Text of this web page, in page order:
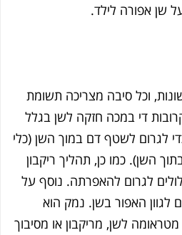
לילד.
סיבה מצריכה תשומת
במכה חזקה לשן בגלל
לשטף דם במוך השן (כלי
כן, תהליך ריקבון
להאפרתה. נוסף על
בשן. נמק הוא
מריקבון או מסיבוך